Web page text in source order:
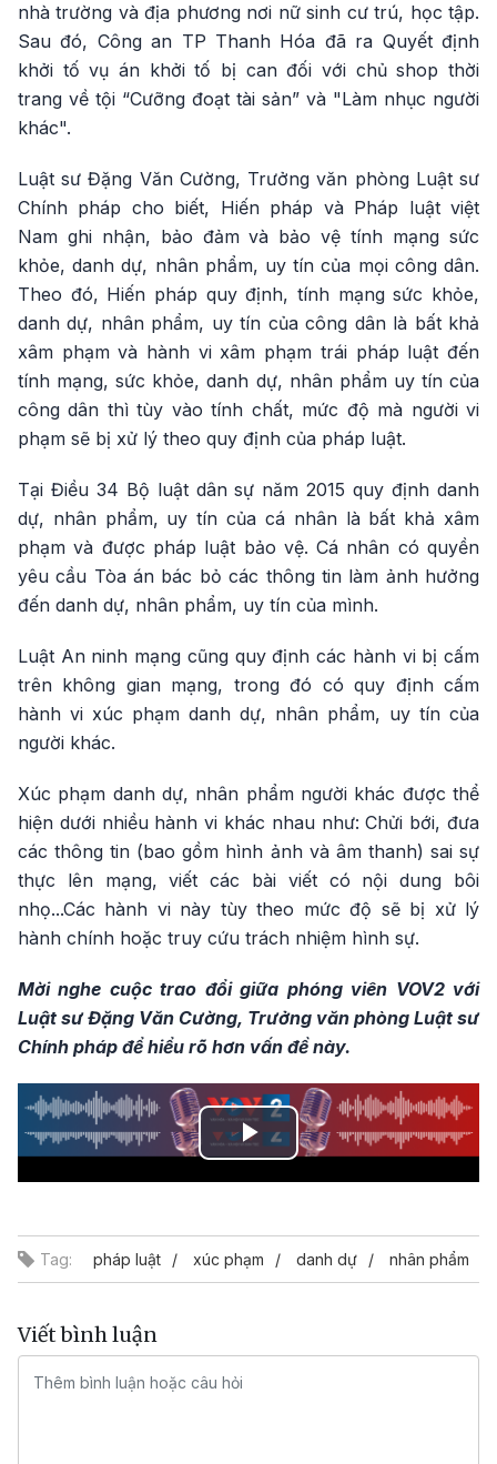
nhà trường và địa phương nơi nữ sinh cư trú, học tập.
Sau đó, Công an TP Thanh Hóa đã ra Quyết định
khởi tố vụ án khởi tố bị can đối với chủ shop thời
trang về tội “Cưỡng đoạt tài sản” và "Làm nhục người
khác".
Luật sư Đặng Văn Cường, Trưởng văn phòng Luật sư
Chính pháp cho biết, Hiến pháp và Pháp luật việt
Nam ghi nhận, bảo đảm và bảo vệ tính mạng sức
khỏe, danh dự, nhân phẩm, uy tín của mọi công dân.
Theo đó, Hiến pháp quy định, tính mạng sức khỏe,
danh dự, nhân phẩm, uy tín của công dân là bất khả
xâm phạm và hành vi xâm phạm trái pháp luật đến
tính mạng, sức khỏe, danh dự, nhân phẩm uy tín của
công dân thì tùy vào tính chất, mức độ mà người vi
phạm sẽ bị xử lý theo quy định của pháp luật.
Tại Điều 34 Bộ luật dân sự năm 2015 quy định danh
dự, nhân phẩm, uy tín của cá nhân là bất khả xâm
phạm và được pháp luật bảo vệ. Cá nhân có quyền
yêu cầu Tòa án bác bỏ các thông tin làm ảnh hưởng
đến danh dự, nhân phẩm, uy tín của mình.
Luật An ninh mạng cũng quy định các hành vi bị cấm
trên không gian mạng, trong đó có quy định cấm
hành vi xúc phạm danh dự, nhân phẩm, uy tín của
người khác.
Xúc phạm danh dự, nhân phẩm người khác được thể
hiện dưới nhiều hành vi khác nhau như: Chửi bới, đưa
các thông tin (bao gồm hình ảnh và âm thanh) sai sự
thực lên mạng, viết các bài viết có nội dung bôi
nhọ...Các hành vi này tùy theo mức độ sẽ bị xử lý
hành chính hoặc truy cứu trách nhiệm hình sự.
Mời nghe cuộc trao đổi giữa phóng viên VOV2 với
Luật sư Đặng Văn Cường, Trưởng văn phòng Luật sư
Chính pháp để hiểu rõ hơn vấn đề này.
Play
Tag: pháp luật xúc phạm danh dự nhân phẩm
Viết bình luận